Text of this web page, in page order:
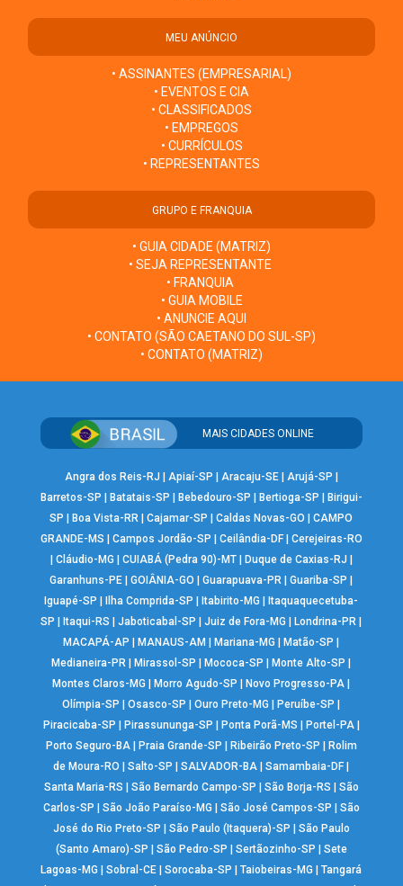
MEU ANÚNCIO
• ASSINANTES (EMPRESARIAL)
• EVENTOS E CIA
• CLASSIFICADOS
• EMPREGOS
• CURRÍCULOS
• REPRESENTANTES
GRUPO E FRANQUIA
• GUIA CIDADE (MATRIZ)
• SEJA REPRESENTANTE
• FRANQUIA
• GUIA MOBILE
• ANUNCIE AQUI
• CONTATO (SÃO CAETANO DO SUL-SP)
• CONTATO (MATRIZ)
MAIS CIDADES ONLINE
Angra dos Reis-RJ Apiaí-SP Aracaju-SE| Arujá-SP
Barretos-SP
Batatais-SP Bebedouro-SP Bertioga-SP
Birigui-
SP
Boa Vista-RR |Cajamar-SP |Caldas Novas-GO |CAMPO
GRANDE-MS
Campos Jordão-SP Ceilândia-DF| Cerejeiras-RO
Cláudio-MG CUIABÁ (Pedra 90)-MT| Duque de Caxias-RJ
Garanhuns-PE |GOIÂNIA-GO |Guarapuava-PR |Guariba-SP
Iguapé-SP
Ilha Comprida-SP Itabirito-MG
Itaquaquecetuba-
SP
Itaqui-RS |Jaboticabal-SP |Juiz de Fora-MG Londrina-PR
MACAPÁ-AP
MANAUS-AM Mariana-MG Matão-SP
Medianeira-PR
Mirassol-SP Mococa-SP Monte Alto-SP
Montes Claros-MG
Morro Agudo-SP Novo Progresso-PA
Olímpia-SP
|Osasco-SP |Ouro Preto-MG Peruíbe-SP
Piracicaba-SP
Pirassununga-SP Ponta Porã-MS Portel-PA|
Porto Seguro-BA| Praia Grande-SP Ribeirão Preto-SP
Rolim
de Moura-RO
|Salto-SP |SALVADOR-BA |Samambaia-DF
Santa Maria-RS
São Bernardo Campo-SP São Borja-RS
São
Carlos-SP
São João Paraíso-MG São José Campos-SP
São
José do Rio Preto-SP
São Paulo (Itaquera)-SP
São Paulo
(Santo Amaro)-SP
São Pedro-SP Sertãozinho-SP
Sete
Lagoas-MG
|Sobral-CE |Sorocaba-SP |Taiobeiras-MG |Tangará